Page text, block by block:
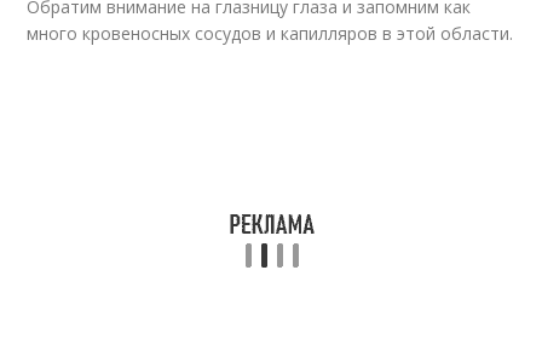
Обратим внимание на глазницу глаза и запомним как
много кровеносных сосудов и капилляров в этой области.